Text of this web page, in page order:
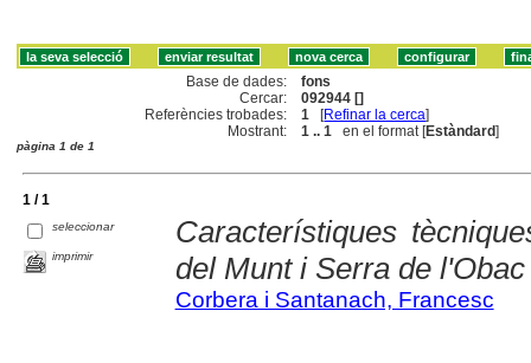
Base de dades:
fons
Cercar:
092944 []
Referències trobades:
1 [Refinar la cerca]
Mostrant:
1 .. 1 en el format [Estàndard]
pàgina 1 de 1
1 / 1
seleccionar
imprimir
Característiques
del Munt i Serra de l'Obac
Corbera i Santanach, Francesc